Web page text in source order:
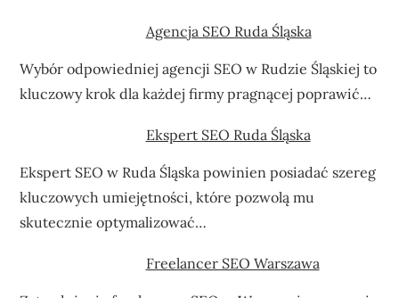
Agencja SEO Ruda Śląska
Wybór odpowiedniej agencji SEO w Rudzie Śląskiej to
kluczowy krok dla każdej firmy pragnącej poprawić…
Ekspert SEO Ruda Śląska
Ekspert SEO w Ruda Śląska powinien posiadać szereg
kluczowych umiejętności, które pozwolą mu
skutecznie optymalizować…
Freelancer SEO Warszawa